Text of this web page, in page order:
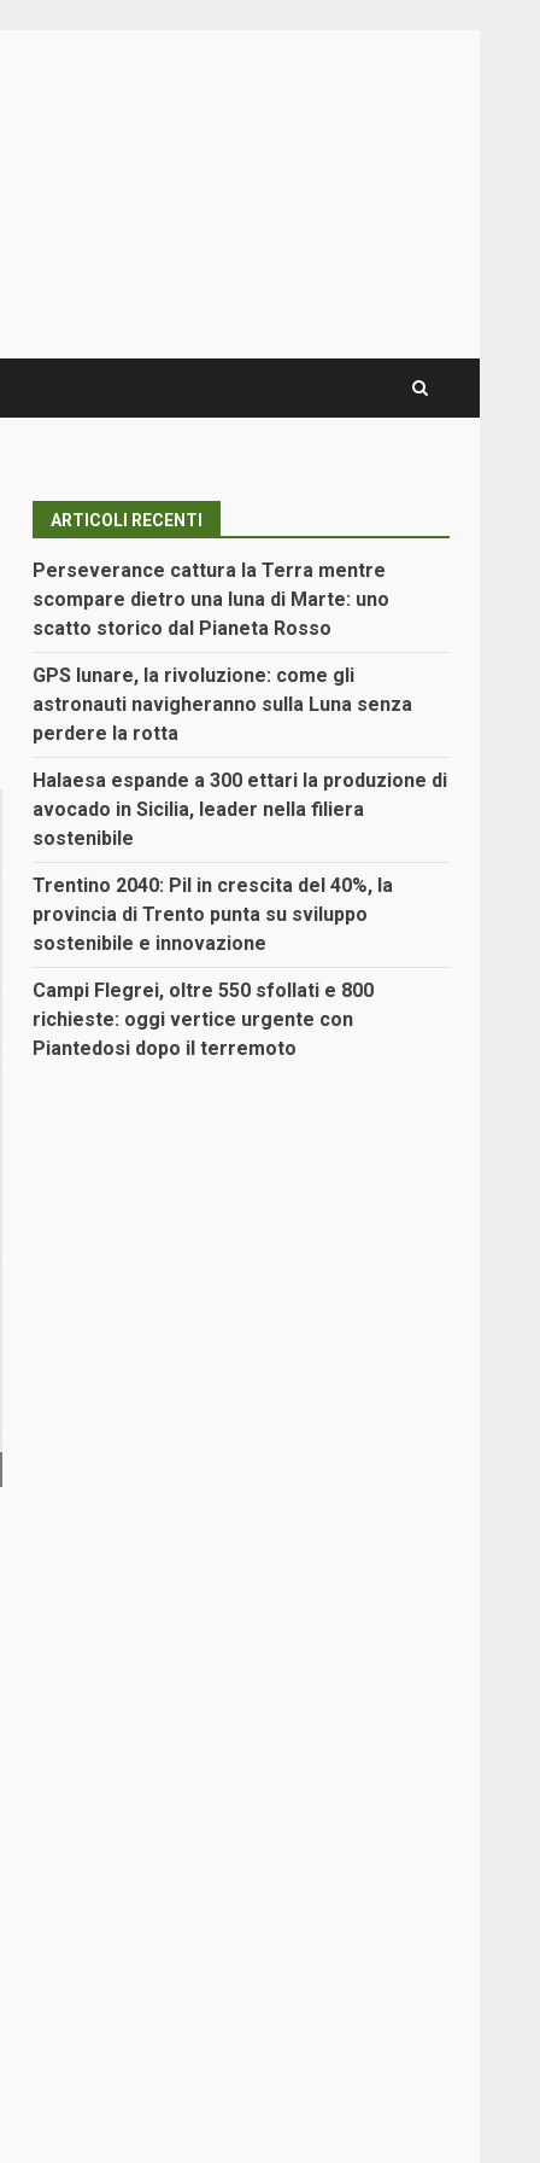
ARTICOLI RECENTI
Perseverance cattura la Terra mentre
scompare dietro una luna di Marte: uno
scatto storico dal Pianeta Rosso
GPS lunare, la rivoluzione: come gli
astronauti navigheranno sulla Luna senza
perdere la rotta
Halaesa espande a 300 ettari la produzione di
avocado in Sicilia, leader nella filiera
sostenibile
Trentino 2040: Pil in crescita del 40%, la
provincia di Trento punta su sviluppo
sostenibile e innovazione
Campi Flegrei, oltre 550 sfollati e 800
richieste: oggi vertice urgente con
Piantedosi dopo il terremoto